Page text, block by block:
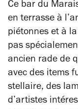
Ce bar du
en terrasse à
piétonnes et à
pas
ancien rade de
avec des items
stellaire, des
d’artistes